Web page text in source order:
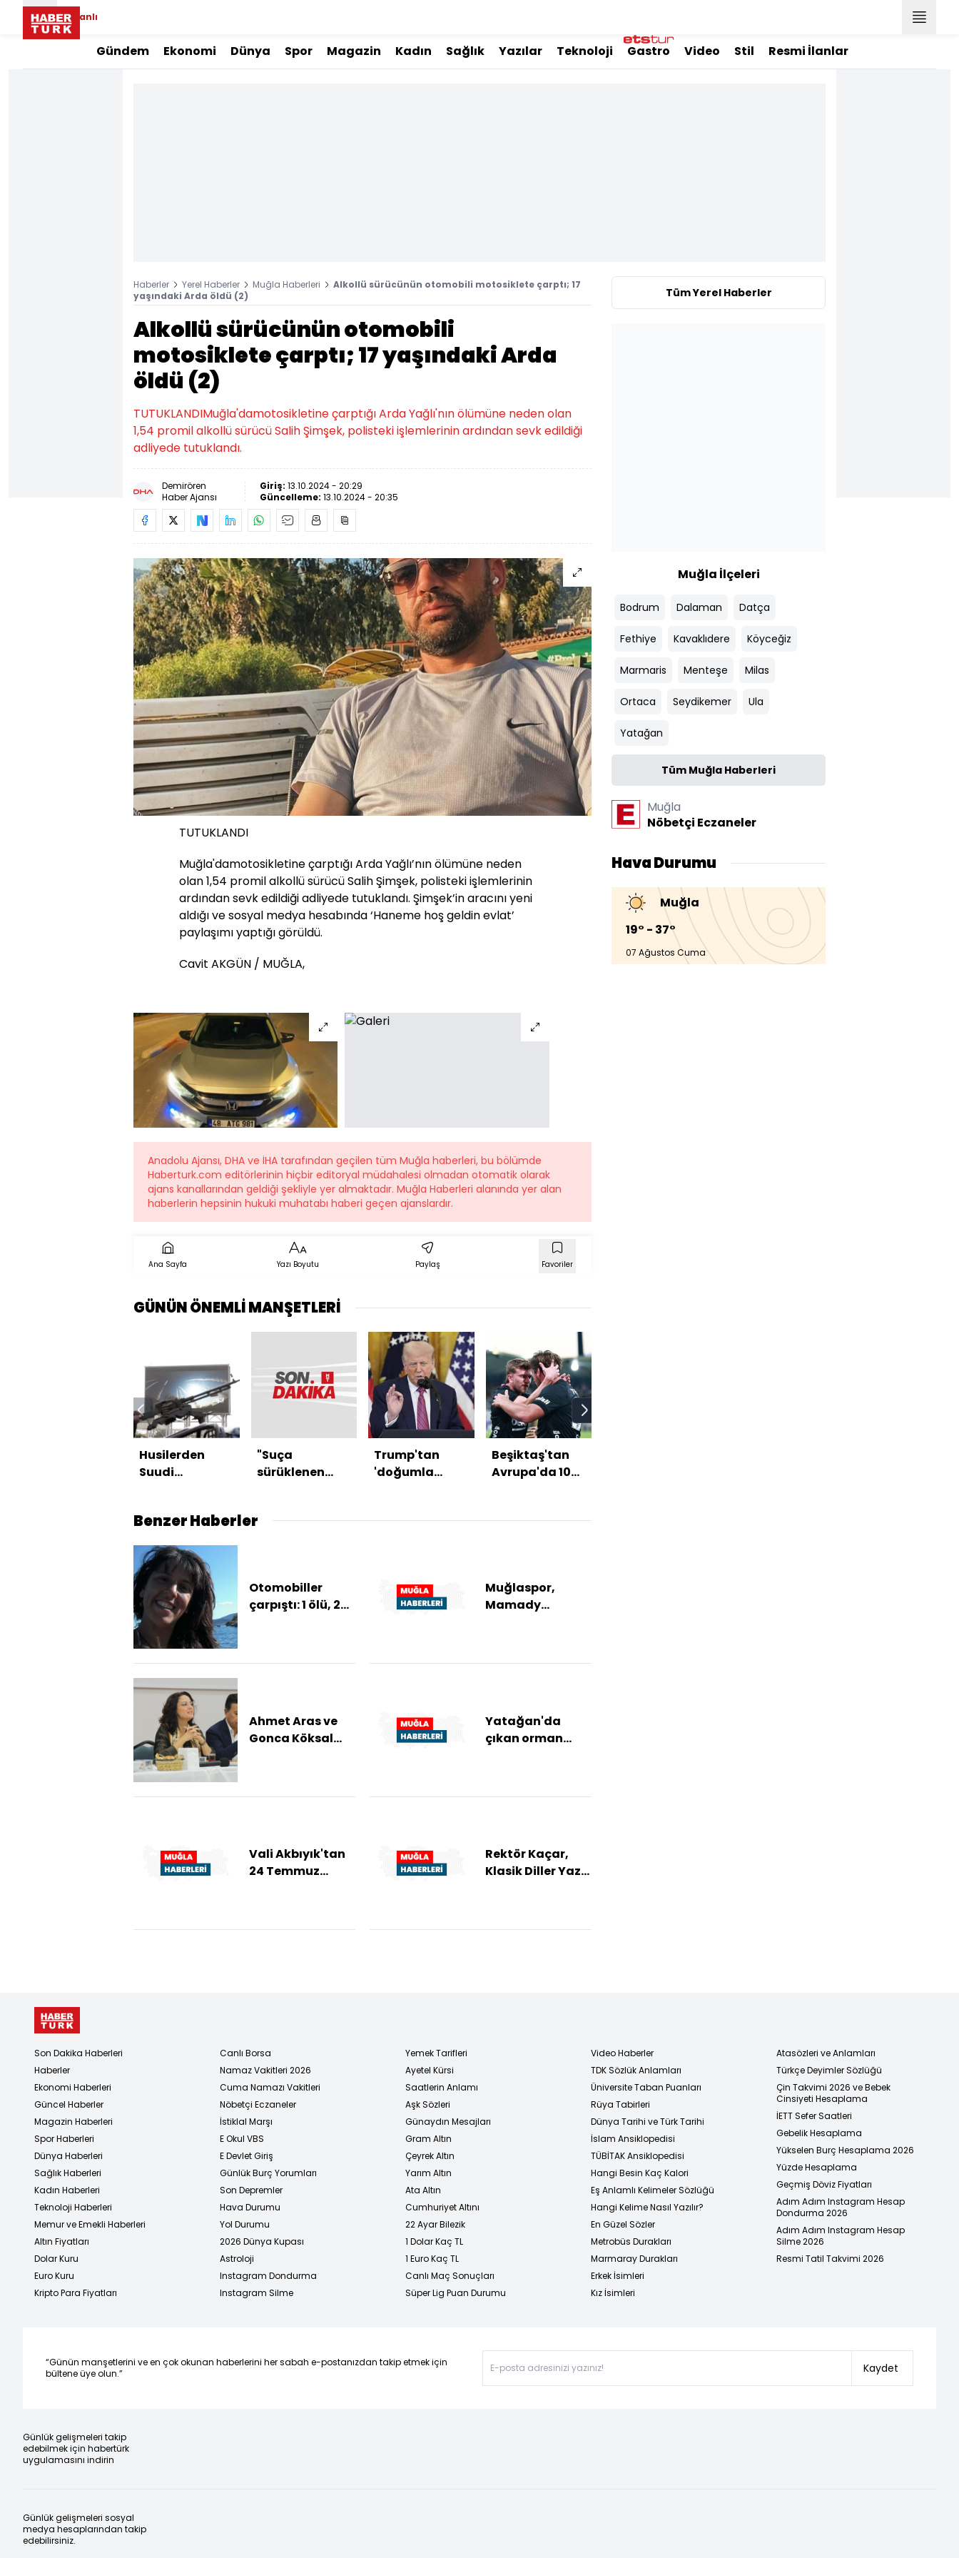
Canlı
Gündem Ekonomi Dünya Spor Magazin Kadın Sağlık Yazılar Teknoloji Gastro Video Stil Resmi İlanlar
Haberler Yerel Haberler Muğla Haberleri
Alkollü sürücünün otomobili motosiklete çarptı; 17
yaşındaki Arda öldü (2)
Alkollü sürücünün otomobili
motosiklete çarptı; 17 yaşındaki Arda
öldü (2)
TUTUKLANDIMuğla'damotosikletine çarptığı Arda Yağlı'nın ölümüne neden olan
1,54 promil alkollü sürücü Salih Şimşek, polisteki işlemlerinin ardından sevk edildiği
adliyede tutuklandı.
Demirören
Haber Ajansı
Giriş: 13.10.2024 - 20:29
Güncelleme: 13.10.2024 - 20:35
TUTUKLANDI
Muğla'damotosikletine çarptığı Arda Yağlı’nın ölümüne neden
olan 1,54 promil alkollü sürücü Salih Şimşek, polisteki işlemlerinin
ardından sevk edildiği adliyede tutuklandı. Şimşek’in aracını yeni
aldığı ve sosyal medya hesabında ‘Haneme hoş geldin evlat’
paylaşımı yaptığı görüldü.
Cavit AKGÜN / MUĞLA,
Anadolu Ajansı, DHA ve İHA tarafından geçilen tüm Muğla haberleri, bu bölümde
Haberturk.com editörlerinin hiçbir editoryal müdahalesi olmadan otomatik olarak
ajans kanallarından geldiği şekliyle yer almaktadır. Muğla Haberleri alanında yer alan
haberlerin hepsinin hukuki muhatabı haberi geçen ajanslardır.
Ana Sayfa Yazı Boyutu Paylaş Favoriler
GÜNÜN ÖNEMLİ MANŞETLERİ
Husilerden
Suudi
"Suça
sürüklenen
e 2 madde
Trump'tan
'doğumla
Beşiktaş'tan
Avrupa'da 100.
Benzer Haberler
Otomobiller
çarpıştı: 1 ölü, 2
Muğlaspor,
Mamady
Ahmet Aras ve
Gonca Köksal
Yatağan'da
çıkan orman
Vali Akbıyık'tan
24 Temmuz
Rektör Kaçar,
Klasik Diller Yaz
Tüm Yerel Haberler
Muğla İlçeleri
Bodrum Dalaman Datça
Fethiye Kavaklıdere Köyceğiz
Marmaris Menteşe Milas
Ortaca Seydikemer Ula
Yatağan
Tüm Muğla Haberleri
Muğla
Nöbetçi Eczaneler
Hava Durumu
Muğla
19° - 37°
07 Ağustos Cuma
Son Dakika Haberleri
Haberler
Ekonomi Haberleri
Güncel Haberler
Magazin Haberleri
Spor Haberleri
Dünya Haberleri
Sağlık Haberleri
Kadın Haberleri
Teknoloji Haberleri
Memur ve Emekli Haberleri
Altın Fiyatları
Dolar Kuru
Euro Kuru
Kripto Para Fiyatları
Canlı Borsa
Namaz Vakitleri 2026
Cuma Namazı Vakitleri
Nöbetçi Eczaneler
İstiklal Marşı
E Okul VBS
E Devlet Giriş
Günlük Burç Yorumları
Son Depremler
Hava Durumu
Yol Durumu
2026 Dünya Kupası
Astroloji
Instagram Dondurma
Instagram Silme
Yemek Tarifleri
Ayetel Kürsi
Saatlerin Anlamı
Aşk Sözleri
Günaydın Mesajları
Gram Altın
Çeyrek Altın
Yarım Altın
Ata Altın
Cumhuriyet Altını
22 Ayar Bilezik
1 Dolar Kaç TL
1 Euro Kaç TL
Canlı Maç Sonuçları
Süper Lig Puan Durumu
Video Haberler
TDK Sözlük Anlamları
Üniversite Taban Puanları
Rüya Tabirleri
Dünya Tarihi ve Türk Tarihi
İslam Ansiklopedisi
TÜBİTAK Ansiklopedisi
Hangi Besin Kaç Kalori
Eş Anlamlı Kelimeler Sözlüğü
Hangi Kelime Nasıl Yazılır?
En Güzel Sözler
Metrobüs Durakları
Marmaray Durakları
Erkek İsimleri
Kız İsimleri
Atasözleri ve Anlamları
Türkçe Deyimler Sözlüğü
Çin Takvimi 2026 ve Bebek
Cinsiyeti Hesaplama
İETT Sefer Saatleri
Gebelik Hesaplama
Yükselen Burç Hesaplama 2026
Yüzde Hesaplama
Geçmiş Döviz Fiyatları
Adım Adım Instagram Hesap
Dondurma 2026
Adım Adım Instagram Hesap
Silme 2026
Resmi Tatil Takvimi 2026
“Günün manşetlerini ve en çok okunan haberlerini her sabah e-postanızdan takip etmek için
bültene üye olun.”
Kaydet
Günlük gelişmeleri takip
edebilmek için habertürk
uygulamasını indirin
Günlük gelişmeleri sosyal
medya hesaplarından takip
edebilirsiniz.